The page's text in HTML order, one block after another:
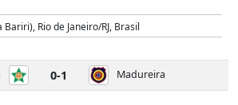
Rio de Janeiro/RJ, Brasil
0-1 Madureira